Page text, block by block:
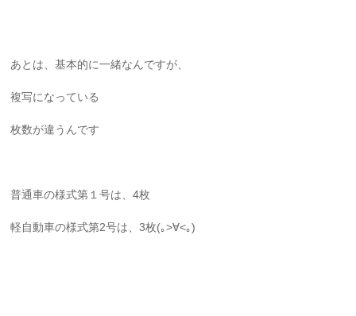
あとは、基本的に一緒なんですが、
複写になっている
枚数が違うんです
普通車の様式第１号は、4枚
軽自動車の様式第2号は、3枚(｡>∀<｡)